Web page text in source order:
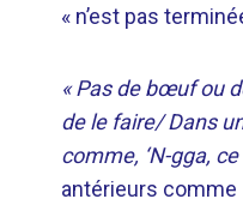
« n’est pas
« Pas de bœuf ou
de le faire/ Dans
comme, ‘N-gga, ce
antérieurs comme